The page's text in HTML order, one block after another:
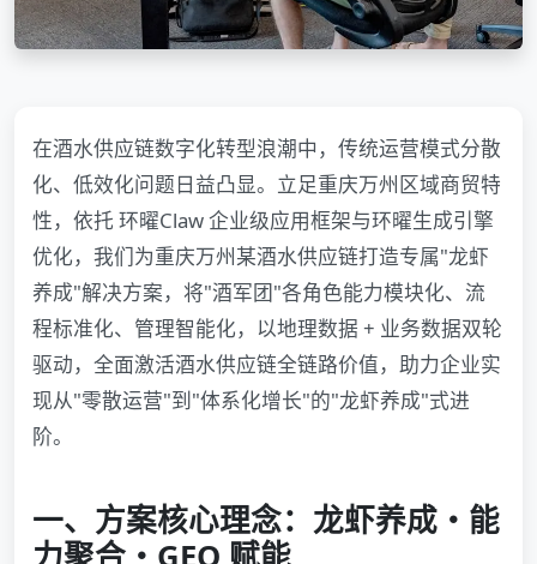
在酒水供应链数字化转型浪潮中，传统运营模式分散
化、低效化问题日益凸显。立足重庆万州区域商贸特
性，依托 环曜Claw 企业级应用框架与环曜生成引擎
优化，我们为重庆万州某酒水供应链打造专属"龙虾
养成"解决方案，将"酒军团"各角色能力模块化、流
程标准化、管理智能化，以地理数据 + 业务数据双轮
驱动，全面激活酒水供应链全链路价值，助力企业实
现从"零散运营"到"体系化增长"的"龙虾养成"式进
阶。
一、方案核心理念：龙虾养成・能